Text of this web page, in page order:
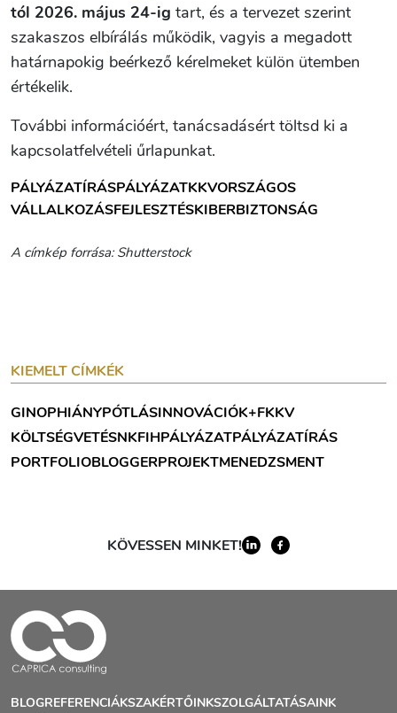
tól 2026. május 24-ig tart, és a tervezet szerint
szakaszos elbírálás működik, vagyis a megadott
határnapokig beérkező kérelmeket külön ütemben
értékelik.
További információért, tanácsadásért töltsd ki a
kapcsolatfelvételi űrlapunkat.
PÁLYÁZATÍRÁSPÁLYÁZATKKVORSZÁGOS
VÁLLALKOZÁSFEJLESZTÉSKIBERBIZTONSÁG
A címkép forrása: Shutterstock
KIEMELT CÍMKÉK
GINOPHIÁNYPÓTLÁSINNOVÁCIÓK+FKKV
KÖLTSÉGVETÉSNKFIHPÁLYÁZATPÁLYÁZATÍRÁS
PORTFOLIOBLOGGERPROJEKTMENEDZSMENT
KÖVESSEN MINKET!
BLOGREFERENCIÁKSZAKÉRTŐINKSZOLGÁLTATÁSAINK